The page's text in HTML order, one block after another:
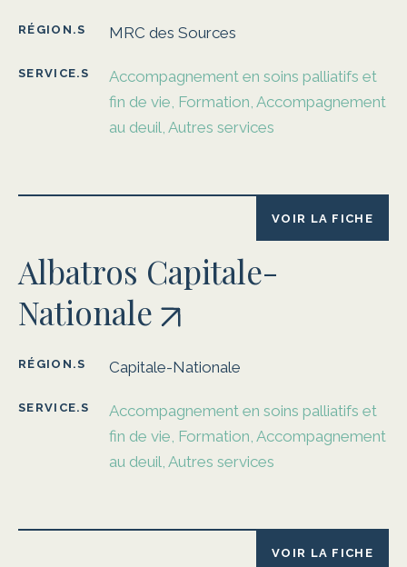
RÉGION.S MRC des Sources
SERVICE.S
Accompagnement en soins palliatifs et
fin de vie, Formation, Accompagnement
au deuil, Autres services
VOIR LA FICHE
Albatros Capitale-
Nationale
RÉGION.S Capitale-Nationale
SERVICE.S
Accompagnement en soins palliatifs et
fin de vie, Formation, Accompagnement
au deuil, Autres services
VOIR LA FICHE